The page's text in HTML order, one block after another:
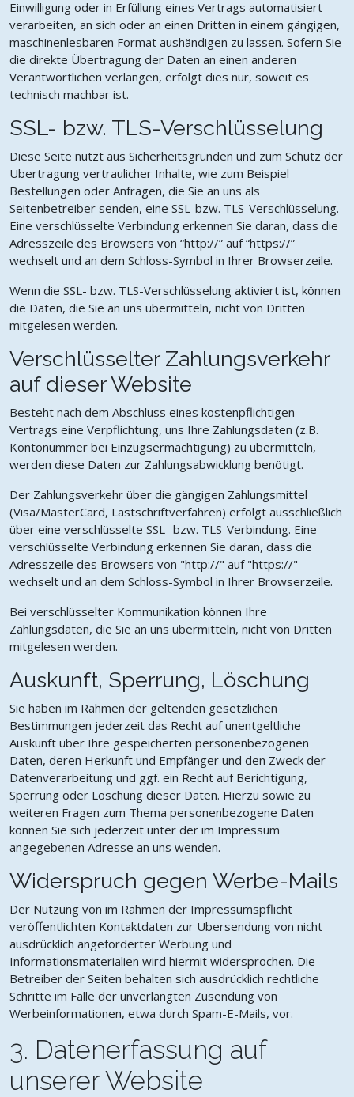
Einwilligung oder in Erfüllung eines Vertrags automatisiert
verarbeiten, an sich oder an einen Dritten in einem gängigen,
maschinenlesbaren Format aushändigen zu lassen. Sofern Sie
die direkte Übertragung der Daten an einen anderen
Verantwortlichen verlangen, erfolgt dies nur, soweit es
technisch machbar ist.
SSL- bzw. TLS-Verschlüsselung
Diese Seite nutzt aus Sicherheitsgründen und zum Schutz der
Übertragung vertraulicher Inhalte, wie zum Beispiel
Bestellungen oder Anfragen, die Sie an uns als
Seitenbetreiber senden, eine SSL-bzw. TLS-Verschlüsselung.
Eine verschlüsselte Verbindung erkennen Sie daran, dass die
Adresszeile des Browsers von “http://” auf “https://”
wechselt und an dem Schloss-Symbol in Ihrer Browserzeile.
Wenn die SSL- bzw. TLS-Verschlüsselung aktiviert ist, können
die Daten, die Sie an uns übermitteln, nicht von Dritten
mitgelesen werden.
Verschlüsselter Zahlungsverkehr
auf dieser Website
Besteht nach dem Abschluss eines kostenpflichtigen
Vertrags eine Verpflichtung, uns Ihre Zahlungsdaten (z.B.
Kontonummer bei Einzugsermächtigung) zu übermitteln,
werden diese Daten zur Zahlungsabwicklung benötigt.
Der Zahlungsverkehr über die gängigen Zahlungsmittel
(Visa/MasterCard, Lastschriftverfahren) erfolgt ausschließlich
über eine verschlüsselte SSL- bzw. TLS-Verbindung. Eine
verschlüsselte Verbindung erkennen Sie daran, dass die
Adresszeile des Browsers von "http://" auf "https://"
wechselt und an dem Schloss-Symbol in Ihrer Browserzeile.
Bei verschlüsselter Kommunikation können Ihre
Zahlungsdaten, die Sie an uns übermitteln, nicht von Dritten
mitgelesen werden.
Auskunft, Sperrung, Löschung
Sie haben im Rahmen der geltenden gesetzlichen
Bestimmungen jederzeit das Recht auf unentgeltliche
Auskunft über Ihre gespeicherten personenbezogenen
Daten, deren Herkunft und Empfänger und den Zweck der
Datenverarbeitung und ggf. ein Recht auf Berichtigung,
Sperrung oder Löschung dieser Daten. Hierzu sowie zu
weiteren Fragen zum Thema personenbezogene Daten
können Sie sich jederzeit unter der im Impressum
angegebenen Adresse an uns wenden.
Widerspruch gegen Werbe-Mails
Der Nutzung von im Rahmen der Impressumspflicht
veröffentlichten Kontaktdaten zur Übersendung von nicht
ausdrücklich angeforderter Werbung und
Informationsmaterialien wird hiermit widersprochen. Die
Betreiber der Seiten behalten sich ausdrücklich rechtliche
Schritte im Falle der unverlangten Zusendung von
Werbeinformationen, etwa durch Spam-E-Mails, vor.
3. Datenerfassung auf
unserer Website